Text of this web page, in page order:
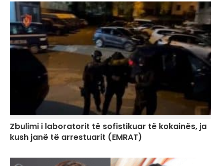
Zbulimi i laboratorit të sofistikuar të kokainës, ja
kush janë të arrestuarit (EMRAT)